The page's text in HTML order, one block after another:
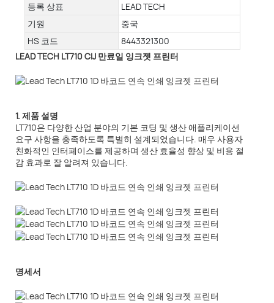
등록 상표
LEAD TECH
기원
중국
HS 코드
8443321300
LEAD TECH LT710 CIJ 만료일 잉크젯 프린터
1. 제품 설명
LT710은 다양한 산업 분야의 기본 코딩 및 생산 애플리케이션
요구 사항을 충족하도록 특별히 설계되었습니다. 매우 사용자
친화적인 인터페이스를 제공하며 생산 효율성 향상 및 비용 절
감 효과로 잘 알려져 있습니다.
명세서